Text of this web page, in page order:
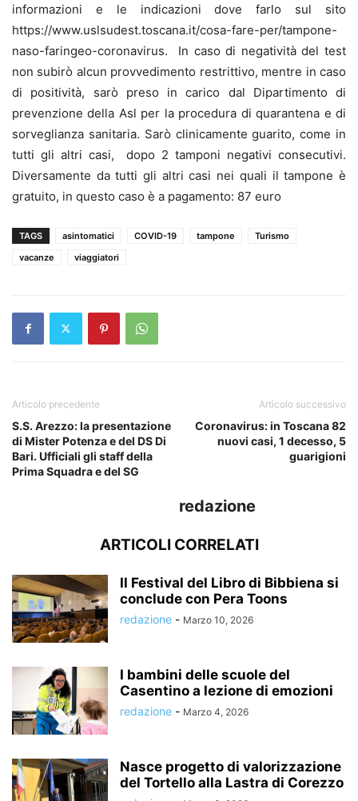
informazioni e le indicazioni dove farlo sul sito
https://www.uslsudest.toscana.it/cosa-fare-per/tampone-
naso-faringeo-coronavirus. In caso di negatività del test
non subirò alcun provvedimento restrittivo, mentre in caso
di positività, sarò preso in carico dal Dipartimento di
prevenzione della Asl per la procedura di quarantena e di
sorveglianza sanitaria. Sarò clinicamente guarito, come in
tutti gli altri casi, dopo 2 tamponi negativi consecutivi.
Diversamente da tutti gli altri casi nei quali il tampone è
gratuito, in questo caso è a pagamento: 87 euro
TAGS asintomatici COVID-19 tampone
Turismo
vacanze
viaggiatori
Articolo precedente
S.S. Arezzo: la presentazione
di Mister Potenza e del DS Di
Bari. Ufficiali gli staff della
Prima Squadra e del SG
Articolo successivo
Coronavirus: in Toscana 82
nuovi casi, 1 decesso, 5
guarigioni
redazione
ARTICOLI CORRELATI
Il Festival del Libro di Bibbiena si
conclude con Pera Toons
redazione - Marzo 10, 2026
I bambini delle scuole del
Casentino a lezione di emozioni
redazione - Marzo 4, 2026
Nasce progetto di valorizzazione
del Tortello alla Lastra di Corezzo